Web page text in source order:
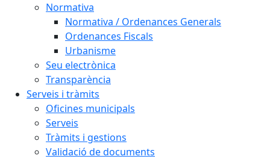
Normativa
Normativa / Ordenances Generals
Ordenances Fiscals
Urbanisme
Seu electrònica
Transparència
Serveis i tràmits
Oficines municipals
Serveis
Tràmits i gestions
Validació de documents